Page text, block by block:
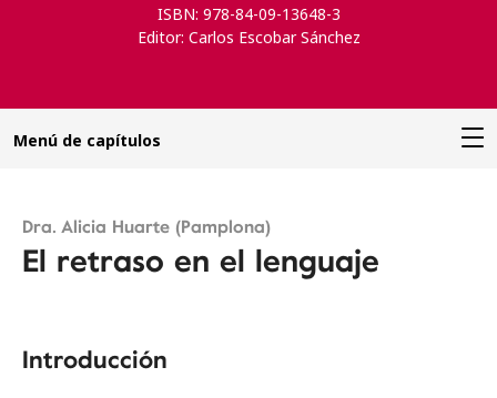
ISBN: 978-84-09-13648-3
Editor: Carlos Escobar Sánchez
Menú de capítulos
Prólogo
Tema 02
Dra. Alicia Huarte (Pamplona)
El retraso en el lenguaje
Introducción